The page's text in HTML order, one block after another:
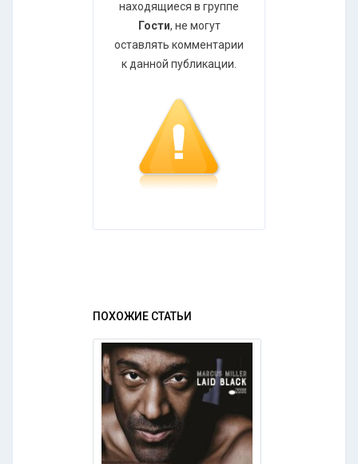
находящиеся в группе
Гости, не могут
оставлять комментарии
к данной публикации.
ПОХОЖИЕ СТАТЬИ